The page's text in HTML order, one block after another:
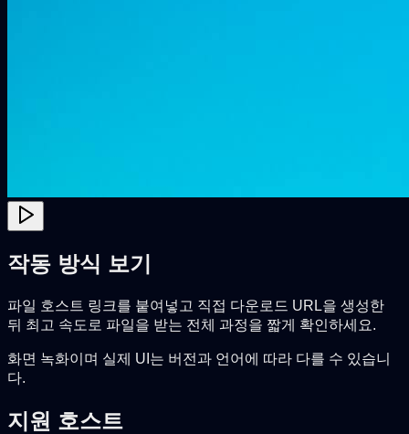
작동 방식 보기
파일 호스트 링크를 붙여넣고 직접 다운로드 URL을 생성한
뒤 최고 속도로 파일을 받는 전체 과정을 짧게 확인하세요.
화면 녹화이며 실제 UI는 버전과 언어에 따라 다를 수 있습니
다.
지원 호스트